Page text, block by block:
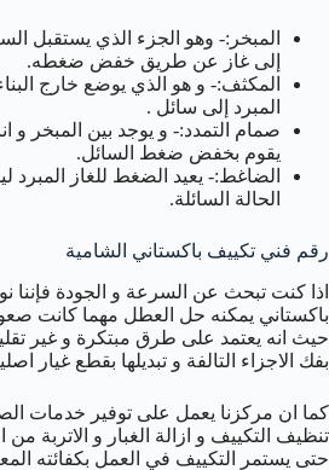
المبخر:- وهو الجزء الذي يستقبل
إلى غاز عن طريق خفض ضغطه.
المكثف:- و هو الذي يوضع خارج
المبرد إلى سائل .
صمام التمدد:- و يوجد بين المبخر و
يقوم بخفض ضغط السائل.
الضاغط:- يعيد الضغط للغاز المبرد
الحالة السائلة.
رقم فني تكييف باكستاني الشامية
اذا كنت تبحث عن السرعة و الجودة فإننا
باكستاني يمكنه حل العطل مهما كانت
حيث انه يعتمد على طرق مبتكرة و غير
بفك الاجزاء التالفة و تبديلها بقطع غيار
كما ان مركزنا يعمل على توفير خدمات
تنظيف التكييف و ازالة الغبار و الاتربة من
حتى يستمر التكييف في العمل بكفائته